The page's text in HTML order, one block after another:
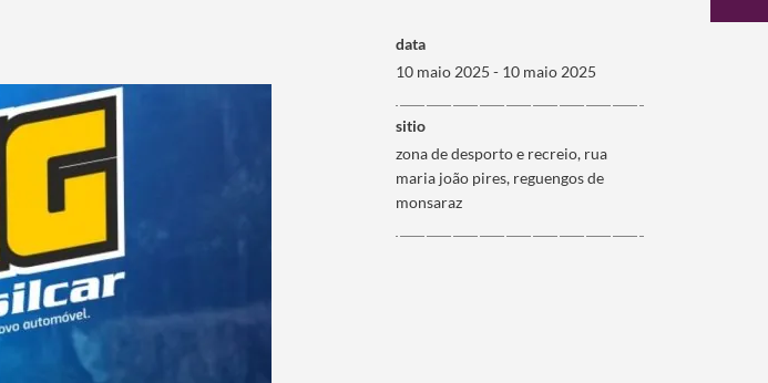
data
10 maio 2025 - 10 maio 2025
sitio
zona de desporto e recreio, rua
maria joão pires, reguengos de
monsaraz